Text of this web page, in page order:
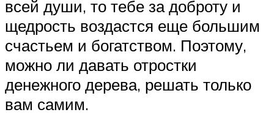
всей души, то тебе за доброту и
щедрость воздастся еще большим
счастьем и богатством. Поэтому,
можно ли давать отростки
денежного дерева, решать только
вам самим.